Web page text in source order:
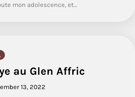
mon adolescence, et…
au Glen Affric
13, 2022